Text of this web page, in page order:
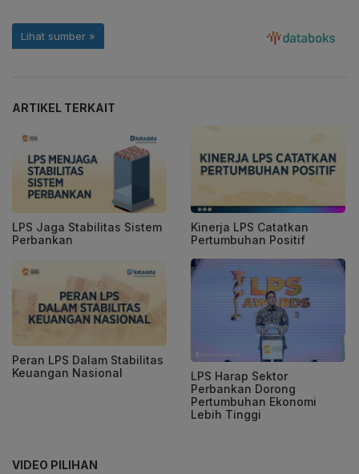
ARTIKEL TERKAIT
LPS Jaga Stabilitas Sistem
Perbankan
Kinerja LPS Catatkan
Pertumbuhan Positif
Peran LPS Dalam Stabilitas
Keuangan Nasional
LPS Harap Sektor
Perbankan Dorong
Pertumbuhan Ekonomi
Lebih Tinggi
VIDEO PILIHAN